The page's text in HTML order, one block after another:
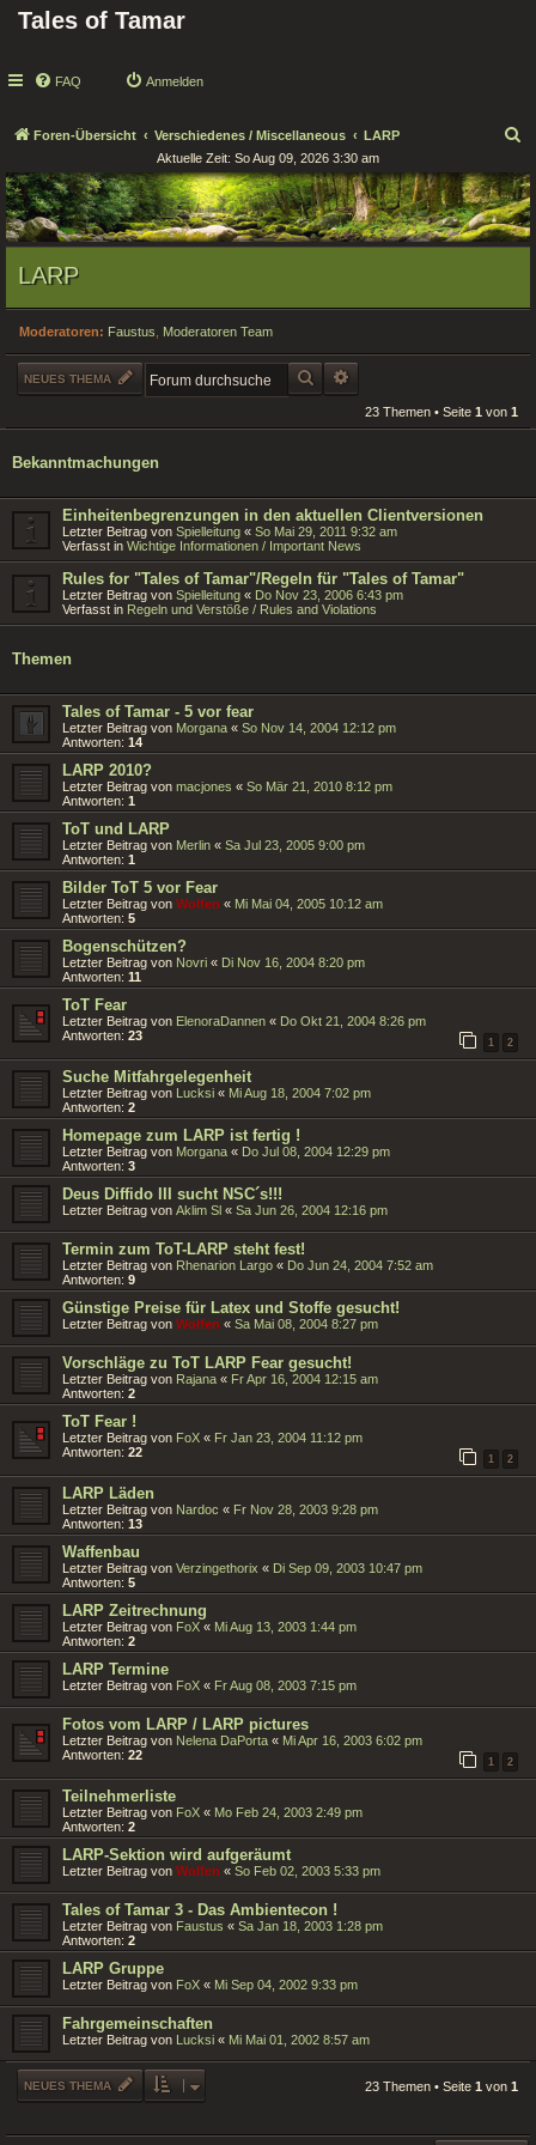
Tales of Tamar
FAQ Anmelden
Foren-Übersicht Verschiedenes / Miscellaneous LARP
c
h
e
Aktuelle Zeit: So Aug 09, 2026 3:30 am
LARP
Moderatoren: Faustus Moderatoren Team
NEUES THEMA SUCHE
23 Themen • Seite 1 von 1
Bekanntmachungen
Einheitenbegrenzungen in den aktuellen Clientversionen
Letzter Beitrag von Spielleitung « So Mai 29, 2011 9:32 am
Verfasst in Wichtige Informationen / Important News
Rules for "Tales of Tamar"/Regeln für "Tales of Tamar"
Letzter Beitrag von Spielleitung « Do Nov 23, 2006 6:43 pm
Verfasst in Regeln und Verstöße / Rules and Violations
Themen
Tales of Tamar - 5 vor fear
Letzter Beitrag von Morgana « So Nov 14, 2004 12:12 pm
Antworten: 14
LARP 2010?
Letzter Beitrag von macjones « So Mär 21, 2010 8:12 pm
Antworten: 1
ToT und LARP
Letzter Beitrag von Merlin « Sa Jul 23, 2005 9:00 pm
Antworten: 1
Bilder ToT 5 vor Fear
Letzter Beitrag von Wolfen « Mi Mai 04, 2005 10:12 am
Antworten: 5
Bogenschützen?
Letzter Beitrag von Novri « Di Nov 16, 2004 8:20 pm
Antworten: 11
ToT Fear
Letzter Beitrag von ElenoraDannen « Do Okt 21, 2004 8:26 pm
Antworten: 23
1 2
Suche Mitfahrgelegenheit
Letzter Beitrag von Lucksi « Mi Aug 18, 2004 7:02 pm
Antworten: 2
Homepage zum LARP ist fertig !
Letzter Beitrag von Morgana « Do Jul 08, 2004 12:29 pm
Antworten: 3
Deus Diffido III sucht NSC´s!!!
Letzter Beitrag von Aklim Sl « Sa Jun 26, 2004 12:16 pm
Termin zum ToT-LARP steht fest!
Letzter Beitrag von Rhenarion Largo « Do Jun 24, 2004 7:52 am
Antworten: 9
Günstige Preise für Latex und Stoffe gesucht!
Letzter Beitrag von Wolfen « Sa Mai 08, 2004 8:27 pm
Vorschläge zu ToT LARP Fear gesucht!
Letzter Beitrag von Rajana « Fr Apr 16, 2004 12:15 am
Antworten: 2
ToT Fear !
Letzter Beitrag von FoX « Fr Jan 23, 2004 11:12 pm
Antworten: 22
1 2
LARP Läden
Letzter Beitrag von Nardoc « Fr Nov 28, 2003 9:28 pm
Antworten: 13
Waffenbau
Letzter Beitrag von Verzingethorix « Di Sep 09, 2003 10:47 pm
Antworten: 5
LARP Zeitrechnung
Letzter Beitrag von FoX « Mi Aug 13, 2003 1:44 pm
Antworten: 2
LARP Termine
Letzter Beitrag von FoX « Fr Aug 08, 2003 7:15 pm
Fotos vom LARP / LARP pictures
Letzter Beitrag von Nelena DaPorta « Mi Apr 16, 2003 6:02 pm
Antworten: 22
1 2
Teilnehmerliste
Letzter Beitrag von FoX « Mo Feb 24, 2003 2:49 pm
Antworten: 2
LARP-Sektion wird aufgeräumt
Letzter Beitrag von Wolfen « So Feb 02, 2003 5:33 pm
Tales of Tamar 3 - Das Ambientecon !
Letzter Beitrag von Faustus « Sa Jan 18, 2003 1:28 pm
Antworten: 2
LARP Gruppe
Letzter Beitrag von FoX « Mi Sep 04, 2002 9:33 pm
Fahrgemeinschaften
Letzter Beitrag von Lucksi « Mi Mai 01, 2002 8:57 am
NEUES THEMA 23 Themen • Seite 1 von 1